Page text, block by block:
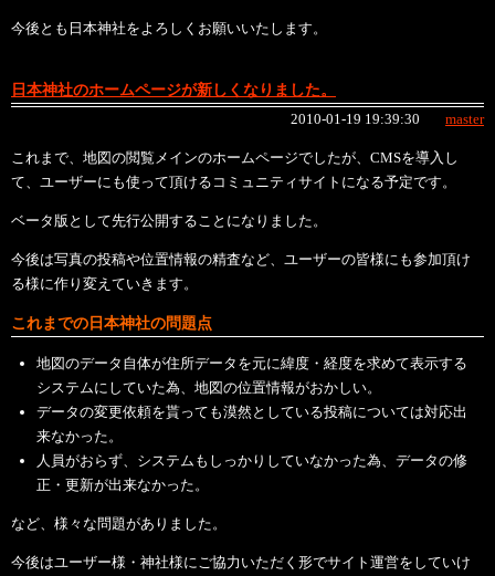
今後とも日本神社をよろしくお願いいたします。
日本神社のホームページが新しくなりました。
2010-01-19 19:39:30 master
これまで、地図の閲覧メインのホームページでしたが、CMSを導入し
て、ユーザーにも使って頂けるコミュニティサイトになる予定です。
ベータ版として先行公開することになりました。
今後は写真の投稿や位置情報の精査など、ユーザーの皆様にも参加頂け
る様に作り変えていきます。
これまでの日本神社の問題点
地図のデータ自体が住所データを元に緯度・経度を求めて表示する
システムにしていた為、地図の位置情報がおかしい。
データの変更依頼を貰っても漠然としている投稿については対応出
来なかった。
人員がおらず、システムもしっかりしていなかった為、データの修
正・更新が出来なかった。
など、様々な問題がありました。
今後はユーザー様・神社様にご協力いただく形でサイト運営をしていけ